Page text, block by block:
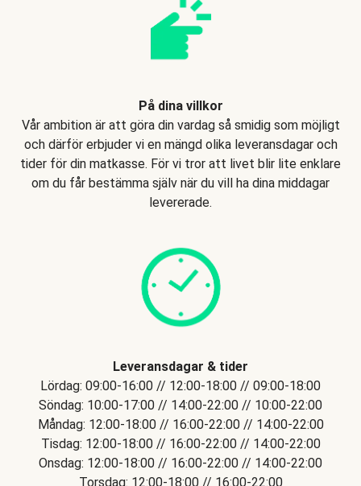
På dina villkor
Vår ambition är att göra din vardag så smidig som möjligt
och därför erbjuder vi en mängd olika leveransdagar och
tider för din matkasse. För vi tror att livet blir lite enklare
om du får bestämma själv när du vill ha dina middagar
levererade.
Leveransdagar & tider
Lördag: 09:00-16:00 // 12:00-18:00 // 09:00-18:00
Söndag: 10:00-17:00 // 14:00-22:00 // 10:00-22:00
Måndag: 12:00-18:00 // 16:00-22:00 // 14:00-22:00
Tisdag: 12:00-18:00 // 16:00-22:00 // 14:00-22:00
Onsdag: 12:00-18:00 // 16:00-22:00 // 14:00-22:00
Torsdag: 12:00-18:00 // 16:00-22:00